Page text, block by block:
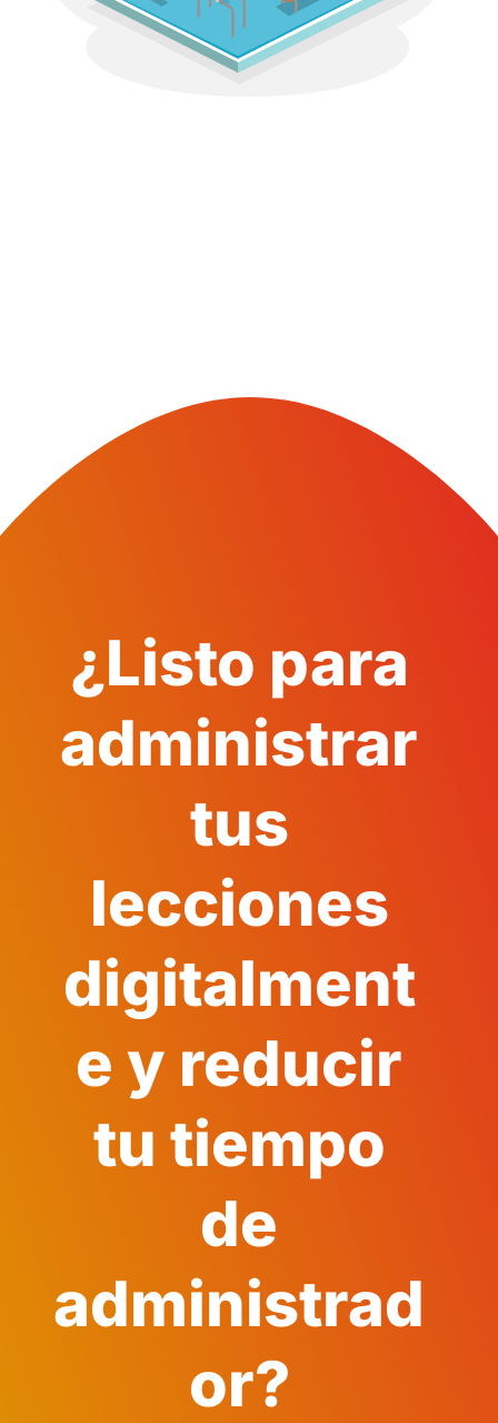
¿Listo para
administrar
tus
lecciones
digitalment
e y reducir
tu tiempo
de
administrad
or?